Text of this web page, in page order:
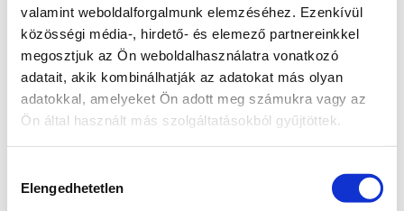
valamint weboldalforgalmunk elemzéséhez. Ezenkívül
közösségi média-, hirdető- és elemező partnereinkkel
megosztjuk az Ön weboldalhasználatra vonatkozó
adatait, akik kombinálhatják az adatokat más olyan
adatokkal, amelyeket Ön adott meg számukra vagy az
Ön által használt más szolgáltatásokból gyűjtöttek.
kiválasztása
Elengedhetetlen
loadingwww.bicapp.hu
(see the browser console for more